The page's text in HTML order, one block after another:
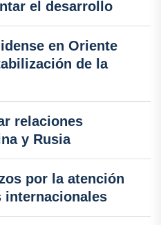
el desarrollo
en Oriente
de la
relaciones
y Rusia
por la atención
internacionales